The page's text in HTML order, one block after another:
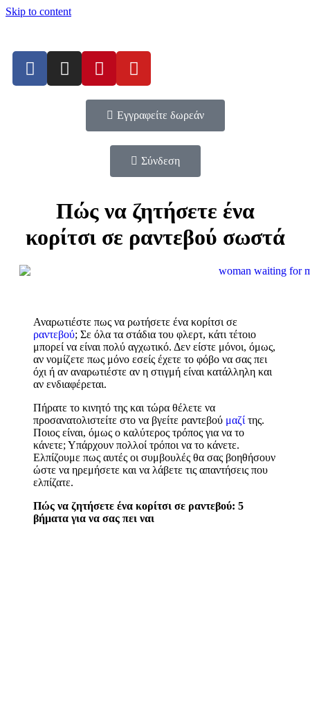
Skip to content
Εγγραφείτε δωρεάν
Σύνδεση
Πώς να ζητήσετε ένα
κορίτσι σε ραντεβού σωστά
Αναρωτιέστε πως να ρωτήσετε ένα κορίτσι σε
ραντεβού; Σε όλα τα στάδια του φλερτ, κάτι τέτοιο
μπορεί να είναι πολύ αγχωτικό. Δεν είστε μόνοι, όμως,
αν νομίζετε πως μόνο εσείς έχετε το φόβο να σας πει
όχι ή αν αναρωτιέστε αν η στιγμή είναι κατάλληλη και
αν ενδιαφέρεται.
Πήρατε το κινητό της και τώρα θέλετε να
προσανατολιστείτε στο να βγείτε ραντεβού μαζί της.
Ποιος είναι, όμως ο καλύτερος τρόπος για να το
κάνετε; Υπάρχουν πολλοί τρόποι να το κάνετε.
Ελπίζουμε πως αυτές οι συμβουλές θα σας βοηθήσουν
ώστε να ηρεμήσετε και να λάβετε τις απαντήσεις που
ελπίζατε.
Πώς να ζητήσετε ένα κορίτσι σε ραντεβού: 5
βήματα για να σας πει ναι